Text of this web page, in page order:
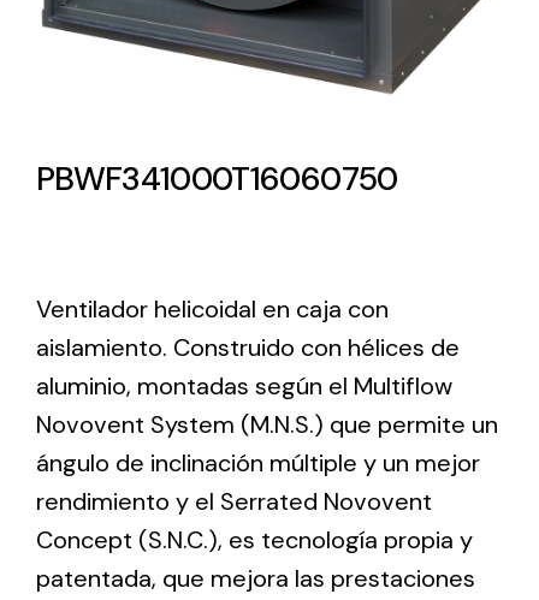
Ventilation
The incorporation of Novovent into the group
meant a greater offer of ventilation products for
different uses
PBWF341000T16060750
Ventilador helicoidal en caja con
aislamiento. Construido con hélices de
aluminio, montadas según el Multiflow
Novovent System (M.N.S.) que permite un
ángulo de inclinación múltiple y un mejor
rendimiento y el Serrated Novovent
Concept (S.N.C.), es tecnología propia y
patentada, que mejora las prestaciones